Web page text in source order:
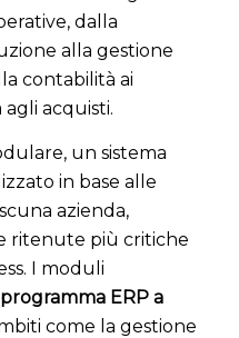
dalla
alla gestione
contabilità ai
acquisti.
un sistema
in base alle
azienda,
ritenute più critiche
I moduli
programma ERP a
come la gestione